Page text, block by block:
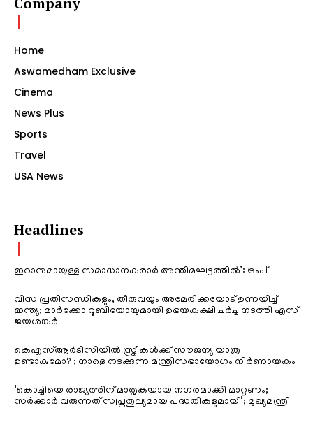
Home
Aswamedham Exclusive
Cinema
News Plus
Sports
Travel
USA News
Headlines
ഇറാനുമായുള്ള സമാധാനകരാർ അന്തിമഘട്ടത്തിൽ‌’: ട്രംപ്
വിസ പ്രതിസന്ധികളും, തീരുവയും അമേരിക്കയോട് ഉന്നയിച്ച്
ഇന്ത്യ; മാർക്കോ റൂബിയോയുമായി ഉഭയകക്ഷി ചർച്ച നടത്തി എസ്
ജയശങ്കർ
കെഎസ്ആർടിസിയിൽ സ്ത്രീകൾക്ക് സൗജന്യ യാത്ര
ഉണ്ടാകുമോ? ; നാളെ നടക്കുന്ന മന്ത്രിസഭായോഗം നിർണായകം
‘കൊച്ചിയെ രാജ്യത്തിന് മാതൃകയായ നഗരമാക്കി മാറ്റണം;
സർക്കാർ വരുന്നത് സ്വപ്നതുല്യമായ പദ്ധതികളുമായി’; മുഖ്യമന്ത്രി